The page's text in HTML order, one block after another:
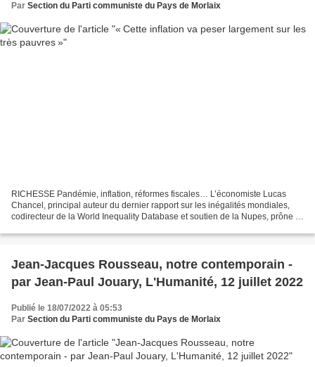
Par Section du Parti communiste du Pays de Morlaix
RICHESSE Pandémie, inflation, réformes fiscales… L’économiste Lucas
Chancel, principal auteur du dernier rapport sur les inégalités mondiales,
codirecteur de la World Inequality Database et soutien de la Nupes, prône la
Jean-Jacques Rousseau, notre contemporain -
par Jean-Paul Jouary, L'Humanité, 12 juillet 2022
Publié le 18/07/2022 à 05:53
Par Section du Parti communiste du Pays de Morlaix